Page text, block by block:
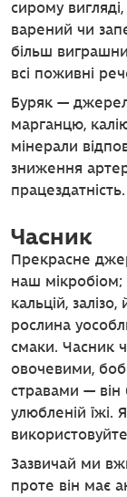
сирому
варений чи
більш
всі поживні
Буряк —
марганцю,
мінерали
зниження
працездатність.
Часник
Прекрасне
наш
кальцій,
рослина
смаки. Часник
овочевими,
стравами —
улюбленій їжі.
Зазвичай ми
проте він має